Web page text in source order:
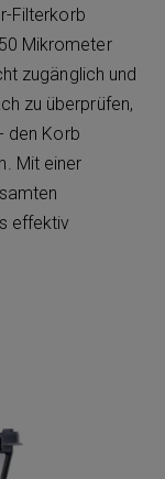
Filterkorb
Mikrometer
zugänglich und
zu überprüfen,
den Korb
Mit einer
effektiv